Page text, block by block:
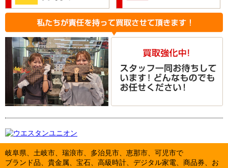
岐阜県、土岐市、瑞浪市、多治見市、恵那市、可児市で
ブランド品、貴金属、宝石、高級時計、デジタル家電、商品券、お